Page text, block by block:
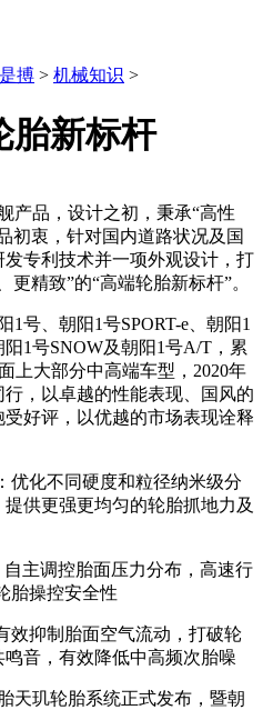
搏 > 机械知识 >
胎新标杆
品，设计之初，秉承“高性
初衷，针对国内道路状况及国
专利技术并一项外观设计，打
精致”的“高端轮胎新标杆”。
、朝阳1号SPORT-e、朝阳1
1号SNOW及朝阳1号A/T，累
上大部分中高端车型，2020年
，以卓越的性能表现、国风的
好评，以优越的市场表现诠释
化不同硬度和粒径纳米级分
供更强更均匀的轮胎抓地力及
主调控胎面压力分布，高速行
胎操控安全性
抑制胎面空气流动，打破轮
音，有效降低中高频次胎噪
玑轮胎系统正式发布，暨朝